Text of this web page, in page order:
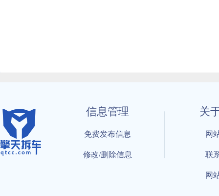
信息管理
免费发布信息
修改/删除信息
关
网
联
网